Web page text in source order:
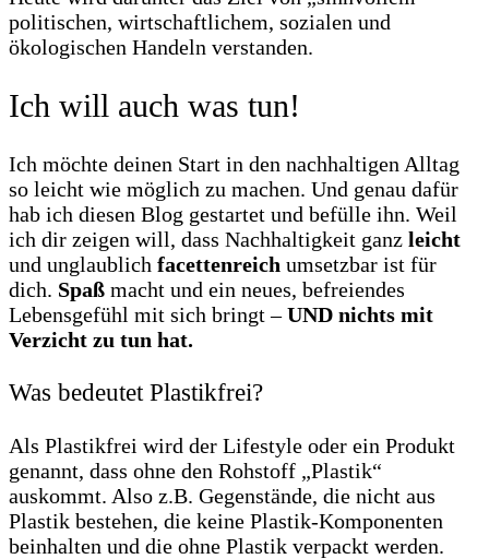
politischen, wirtschaftlichem, sozialen und
ökologischen Handeln verstanden.
Ich will auch was tun!
Ich möchte deinen Start in den nachhaltigen Alltag
so leicht wie möglich zu machen. Und genau dafür
hab ich diesen Blog gestartet und befülle ihn. Weil
ich dir zeigen will, dass Nachhaltigkeit ganz leicht
und unglaublich facettenreich umsetzbar ist für
dich. Spaß macht und ein neues, befreiendes
Lebensgefühl mit sich bringt –UND nichts mit
Verzicht zu tun hat.
Was bedeutet Plastikfrei?
Als Plastikfrei wird der Lifestyle oder ein Produkt
genannt, dass ohne den Rohstoff „Plastik“
auskommt. Also z.B. Gegenstände, die nicht aus
Plastik bestehen, die keine Plastik-Komponenten
beinhalten und die ohne Plastik verpackt werden.